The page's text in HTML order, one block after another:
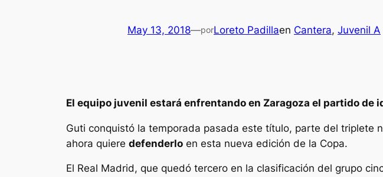
May 13, 2018—porLoreto Padillaen Cantera, Juvenil A
El equipo juvenil estará enfrentando en Zaragoza el partido de
Guti conquistó la temporada pasada este título, parte del triplete
ahora quiere defenderlo en esta nueva edición de la Copa.
El Real Madrid, que quedó tercero en la clasificación del grupo